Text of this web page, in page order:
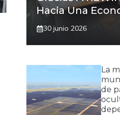
Hacia Una
30 junio 2026
La
de